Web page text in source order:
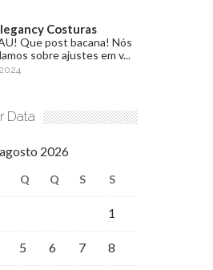
Costuras
Que post bacana! Nós
sobre ajustes em v...
Data
agosto 2026
Q Q S S
1
5 6 7 8